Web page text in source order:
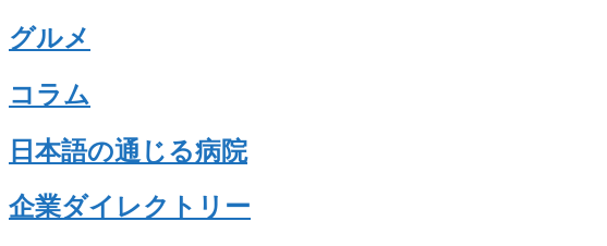
グルメ
コラム
日本語の通じる病院
企業ダイレクトリー